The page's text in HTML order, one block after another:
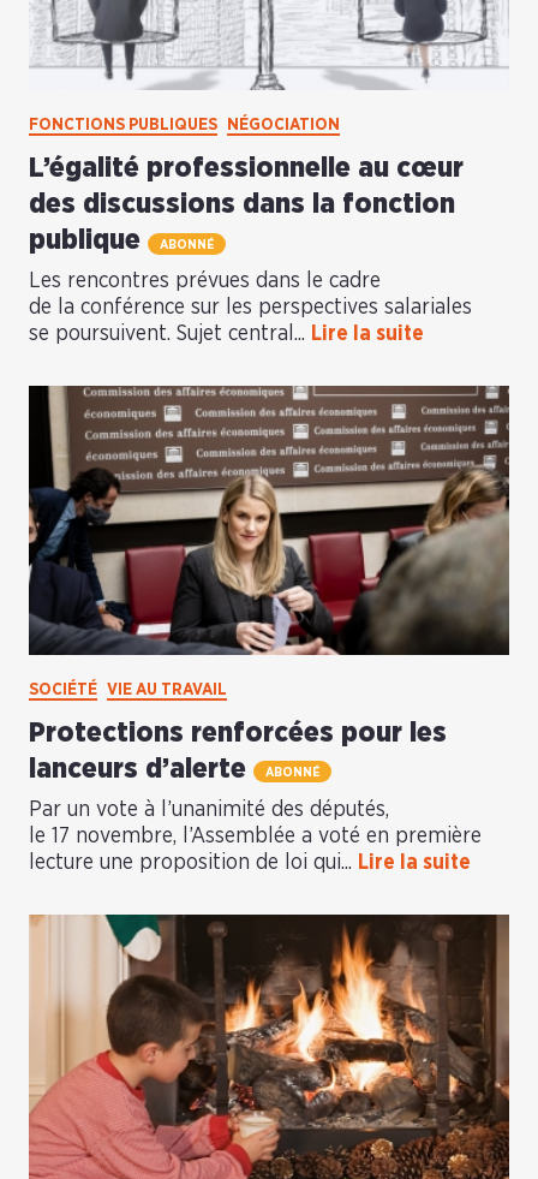
FONCTIONS PUBLIQUES NÉGOCIATION
L’égalité professionnelle au cœur
des discussions dans la fonction
publique
ABONNÉ
Les rencontres prévues dans le cadre
de la conférence sur les perspectives salariales
se poursuivent. Sujet central... Lire la suite
SOCIÉTÉ VIE AU TRAVAIL
Protections renforcées pour les
lanceurs d’alerte
ABONNÉ
Par un vote à l’unanimité des députés,
le 17 novembre, l’Assemblée a voté en première
lecture une proposition de loi qui... Lire la suite